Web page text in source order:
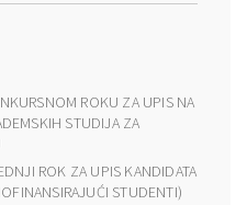
ROKU ZA UPIS NA
STUDIJA ZA
ROK ZA UPIS KANDIDATA
STUDENTI)